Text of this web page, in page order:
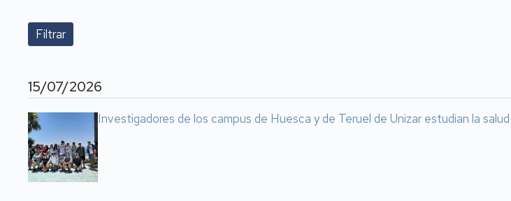
15/07/2026
Investigadores de los campus de Huesca y de Teruel de Unizar estudian la